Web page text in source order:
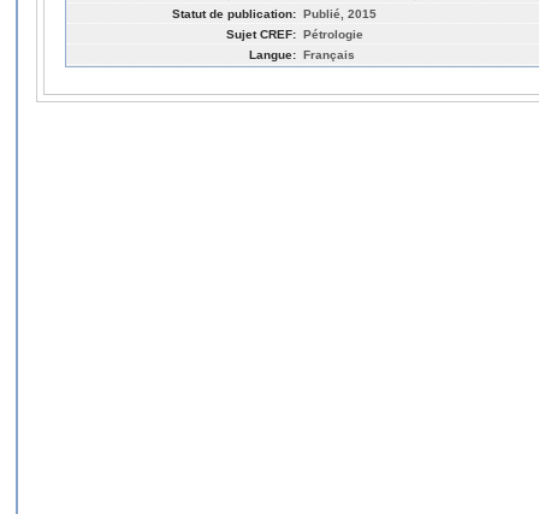
Statut de publication: Publié, 2015
Sujet CREF: Pétrologie
Langue: Français